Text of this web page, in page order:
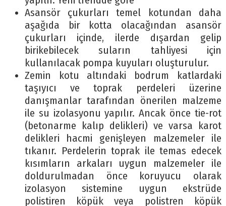
Asansör çukurları temel kotundan daha
aşağıda bir kotta olacağından asansör
çukurları içinde, ilerde dışardan gelip
birikebilecek suların tahliyesi için
kullanılacak pompa kuyuları oluşturulur.
Zemin kotu altındaki bodrum katlardaki
taşıyıcı ve toprak perdeleri üzerine
danışmanlar tarafından önerilen malzeme
ile su izolasyonu yapılır. Ancak önce tie-rot
(betonarme kalıp delikleri) ve varsa karot
delikleri hacmi genişleyen malzemeler ile
tıkanır. Perdelerin toprak ile temas edecek
kısımların arkaları uygun malzemeler ile
doldurulmadan önce koruyucu olarak
izolasyon sistemine uygun ekstrüde
polistiren köpük veya polistren köpük